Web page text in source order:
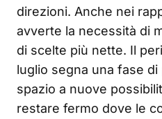
direzioni. Anche nei
avverte la necessità di
di scelte più nette. Il
luglio segna una fase
spazio a nuove
restare fermo dove le